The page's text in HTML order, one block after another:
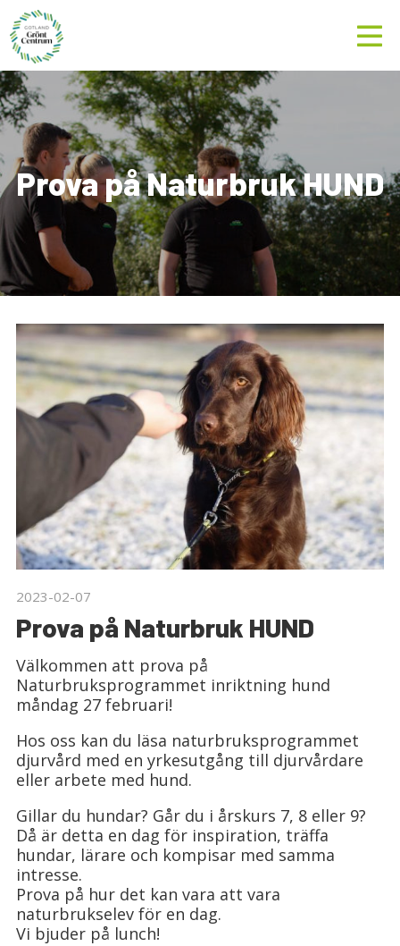
Prova på Naturbruk HUND
2023-02-07
Prova på Naturbruk HUND
Välkommen att prova på
Naturbruksprogrammet inriktning hund
måndag 27 februari!
Hos oss kan du läsa naturbruksprogrammet
djurvård med en yrkesutgång till djurvårdare
eller arbete med hund.
Gillar du hundar? Går du i årskurs 7, 8 eller 9?
Då är detta en dag för inspiration, träffa
hundar, lärare och kompisar med samma
intresse.
Prova på hur det kan vara att vara
naturbrukselev för en dag.
Vi bjuder på lunch!